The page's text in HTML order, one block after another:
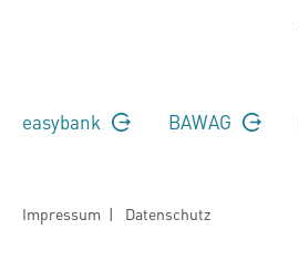
easybank BAWAG
Impressum | Datenschutz